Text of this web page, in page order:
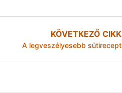
KÖVETKEZŐ CIKK
A legveszélyesebb sütirecept